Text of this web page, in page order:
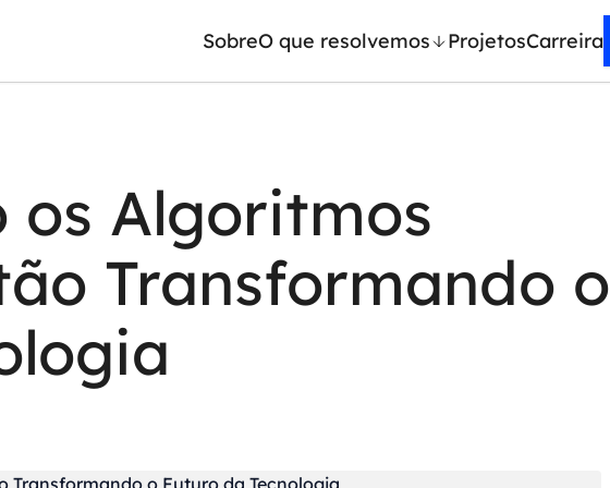
SobreO que resolvemos ProjetosCarreira
de IA
de IA
Integração de IA
RPA e hiperautomação
AI Day
os Algoritmos
Transformando o